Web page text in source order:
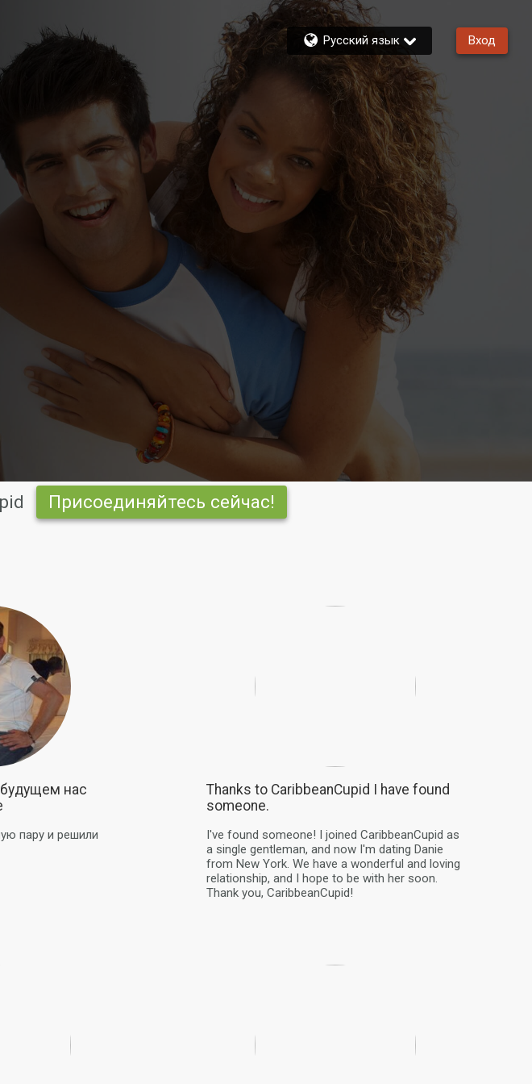
Русский язык Вход
Присоединяйтесь сейчас!
нас
пару и решили
Thanks to CaribbeanCupid I have found
someone.
I've found someone! I joined CaribbeanCupid as
a single gentleman, and now I'm dating Danie
from New York. We have a wonderful and loving
relationship, and I hope to be with her soon.
Thank you, CaribbeanCupid!